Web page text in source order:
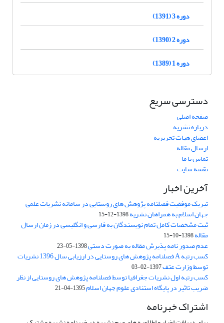
دوره 3 (1391)
دوره 2 (1390)
دوره 1 (1389)
دسترسی سریع
صفحه اصلی
درباره نشریه
اعضای هیات تحریریه
ارسال مقاله
تماس با ما
نقشه سایت
آخرین اخبار
تبریک موفقیت فصلنامه پژوهش های روستایی در سامانه نشریات علمی
جهان اسلام به همراهان نشریه1398-12-15
ثبت مشخصات کامل تمام نویسندگان به فارسی و انگلیسی در زمان ارسال
مقاله1398-10-15
عدم صدور نامه پذیرش مقاله به صورت دستی1398-05-23
کسب رتبه A فصلنامه پژوهش های روستایی در ارزیابی سال 1396 نشریات
توسط وزارت عتف1397-02-03
کسب رتبه اول نشریات جغرافیا توسط فصلنامه پژوهش های روستایی از نظر
ضریب تاثیر در پایگاه استنادی علوم جهان اسلام1395-04-21
اشتراک خبرنامه